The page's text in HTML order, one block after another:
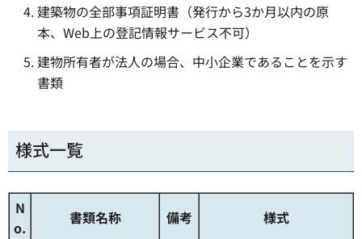
建築物の全部事項証明書（発行から3か月以内の原
本、Web上の登記情報サービス不可）
建物所有者が法人の場合、中小企業であることを示す
書類
様式一覧
N
o.
書類名称 備考 様式